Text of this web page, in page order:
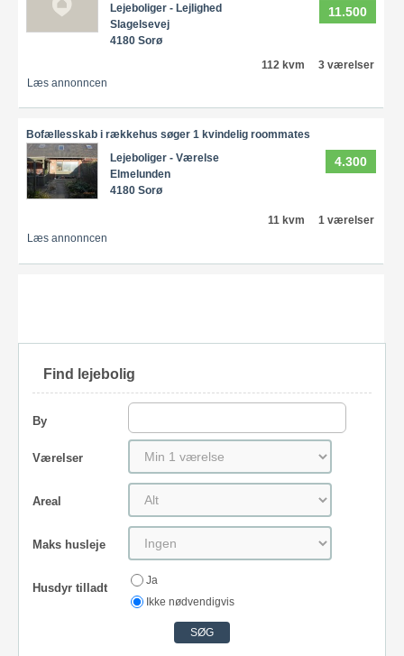
11.500
Lejeboliger - Lejlighed
Slagelsevej
4180 Sorø
112 kvm
3 værelser
Læs annonncen
Bofællesskab i rækkehus søger 1 kvindelig roommates
4.300
Lejeboliger - Værelse
Elmelunden
4180 Sorø
11 kvm
1 værelser
Læs annonncen
Find lejebolig
By
Værelser
Areal
Maks husleje
Husdyr tilladt
Ja
Ikke nødvendigvis